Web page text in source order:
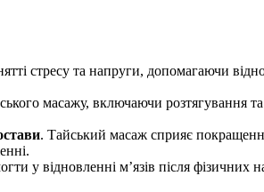
стресу та напруги, допомагаючи
масажу, включаючи розтягування
. Тайський масаж сприяє
у відновленні м’язів після фізичних